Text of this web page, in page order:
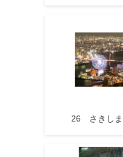
26 さきしま